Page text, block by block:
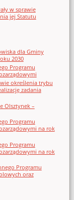
w sprawie
jej Statutu
dla Gminy
2030
Programu
określenia trybu
zadania
Olsztynek –
Programu
na rok
Programu
na rok
Programu
oraz